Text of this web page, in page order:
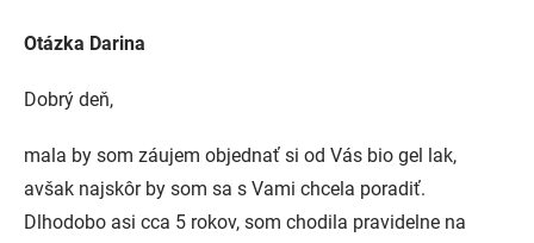
Otázka Darina
Dobrý deň,
mala by som záujem objednať si od Vás bio gel lak,
avšak najskôr by som sa s Vami chcela poradiť.
Dlhodobo asi cca 5 rokov, som chodila pravidelne na